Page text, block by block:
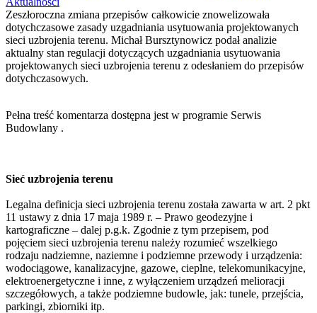
Zeszłoroczna zmiana przepisów całkowicie znowelizowała
dotychczasowe zasady uzgadniania usytuowania projektowanych
sieci uzbrojenia terenu. Michał Bursztynowicz podał analizie
aktualny stan regulacji dotyczących uzgadniania usytuowania
projektowanych sieci uzbrojenia terenu z odesłaniem do przepisów
dotychczasowych.
Pełna treść komentarza dostępna jest w programie Serwis
Budowlany .
Sieć uzbrojenia terenu
Legalna definicja sieci uzbrojenia terenu została zawarta w art. 2 pkt
11 ustawy z dnia 17 maja 1989 r. – Prawo geodezyjne i
kartograficzne – dalej p.g.k. Zgodnie z tym przepisem, pod
pojęciem sieci uzbrojenia terenu należy rozumieć wszelkiego
rodzaju nadziemne, naziemne i podziemne przewody i urządzenia:
wodociągowe, kanalizacyjne, gazowe, cieplne, telekomunikacyjne,
elektroenergetyczne i inne, z wyłączeniem urządzeń melioracji
szczegółowych, a także podziemne budowle, jak: tunele, przejścia,
parkingi, zbiorniki itp.